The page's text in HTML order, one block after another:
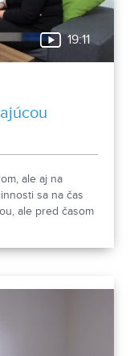
19:11
ale aj na
sa na čas
ale pred časom